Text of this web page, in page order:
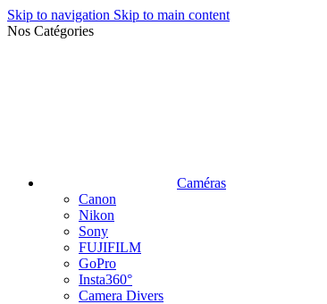
Skip to navigation Skip to main content
Nos Catégories
Caméras
Canon
Nikon
Sony
FUJIFILM
GoPro
Insta360°
Camera Divers